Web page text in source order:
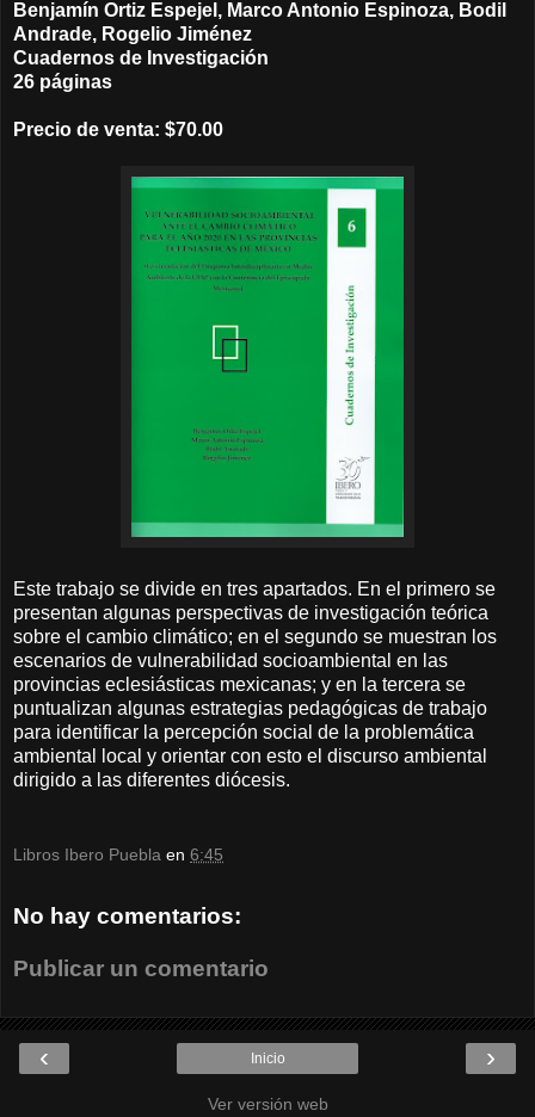
Benjamín Ortiz Espejel, Marco Antonio Espinoza, Bodil
Andrade, Rogelio Jiménez
Cuadernos de Investigación
26 páginas
Precio de venta: $70.00
Este trabajo se divide en tres apartados. En el primero se
presentan algunas perspectivas de investigación teórica
sobre el cambio climático; en el segundo se muestran los
escenarios de vulnerabilidad socioambiental en las
provincias eclesiásticas mexicanas; y en la tercera se
puntualizan algunas estrategias pedagógicas de trabajo
para identificar la percepción social de la problemática
ambiental local y orientar con esto el discurso ambiental
dirigido a las diferentes diócesis.
Libros Ibero Puebla en 6:45
No hay comentarios:
Publicar un comentario
‹ ›
Inicio
Ver versión web